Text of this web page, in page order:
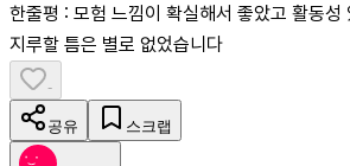
한줄평 : 모험 느낌이 확실해서 좋았고 활동성
지루할 틈은 별로 없었습니다
-
공유 스크랩